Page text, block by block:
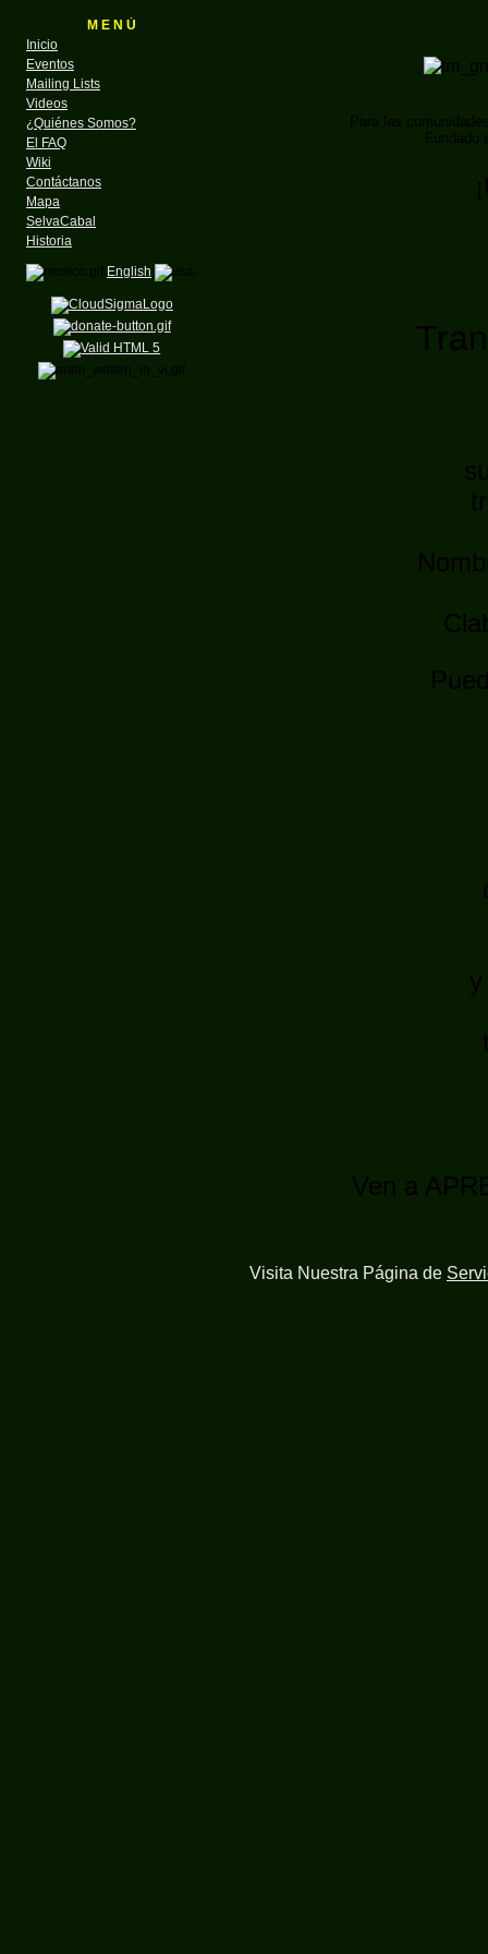
M E N Ú
Inicio
Eventos
Mailing Lists
Videos
¿Quiénes Somos?
El FAQ
Wiki
Contáctanos
Mapa
SelvaCabal
Historia
English
Para las
Fundado
Ven a
Visita Nuestra Página de